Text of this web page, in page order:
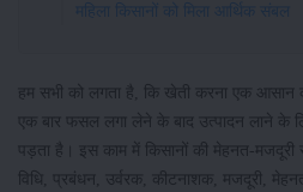
महिला किसानों को मिला आर्थिक संबल
हम सभी को लगता है, कि खेती करना एक आसान
एक बार फसल लगा लेने के बाद उत्पादन लाने के
पड़ता है। इस काम में किसानों की मेहनत-
विधि, प्रबंधन, उर्वरक, कीटनाशक, मजदूरी,